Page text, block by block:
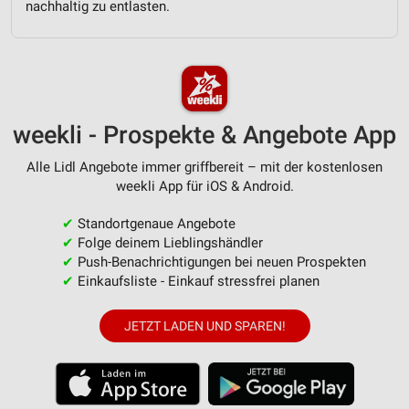
nachhaltig zu entlasten.
weekli - Prospekte & Angebote App
Alle Lidl Angebote immer griffbereit – mit der kostenlosen
weekli App für iOS & Android.
✔ Standortgenaue Angebote
✔ Folge deinem Lieblingshändler
✔ Push-Benachrichtigungen bei neuen Prospekten
✔ Einkaufsliste - Einkauf stressfrei planen
JETZT LADEN UND SPAREN!
Verwendung von Profilen zur Auswahl
Messung der Werbeleistung
Messung der Performance von Inhalten
Kombinationen von Daten aus verschiedenen
Quellen
Entwicklung und Verbesserung der Angebote
Verwendung reduzierter Daten zur Auswahl von
IAB-Besonderheiten:
Verwendung genauer Standortdaten